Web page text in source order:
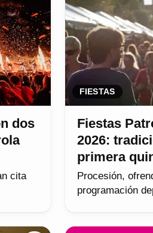
dos
cita
FIESTAS
Fiestas
2026:
primera
Procesión,
programación